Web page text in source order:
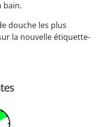
bain.
douche les plus
la nouvelle étiquette-